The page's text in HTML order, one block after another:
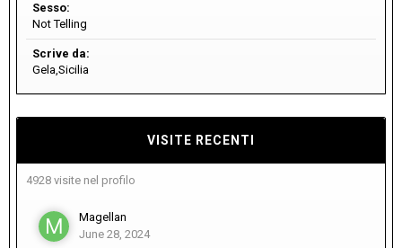
Sesso:
Not Telling
Scrive da:
Gela,Sicilia
VISITE RECENTI
4928 visite nel profilo
Magellan
June 28, 2024